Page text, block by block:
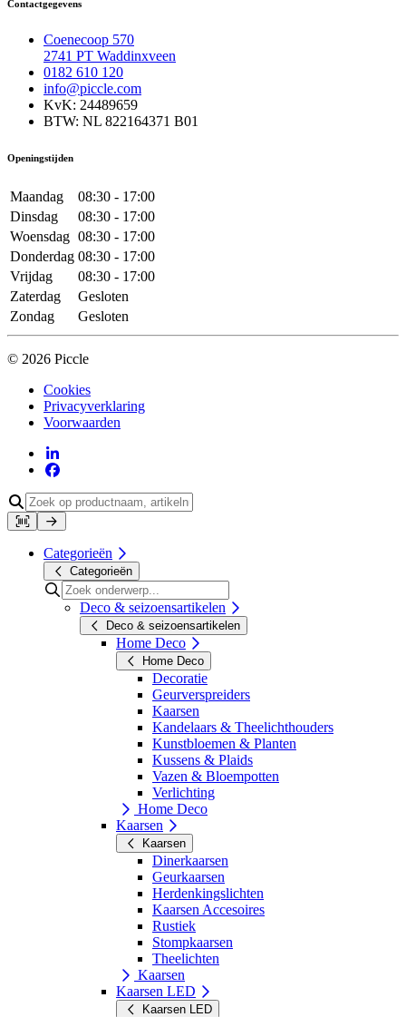
Contactgegevens
Coenecoop 570
2741 PT Waddinxveen
0182 610 120
info@piccle.com
KvK: 24489659
BTW: NL 822164371 B01
Openingstijden
Maandag
08:30 - 17:00
Dinsdag
08:30 - 17:00
Woensdag 08:30 - 17:00
Donderdag 08:30 - 17:00
Vrijdag
08:30 - 17:00
Zaterdag
Gesloten
Zondag
Gesloten
© 2026 Piccle
Cookies
Privacyverklaring
Voorwaarden
Categorieën
Categorieën
Deco & seizoensartikelen
Deco & seizoensartikelen
Home Deco
Home Deco
Decoratie
Geurverspreiders
Kaarsen
Kandelaars & Theelichthouders
Kunstbloemen & Planten
Kussens & Plaids
Vazen & Bloempotten
Verlichting
Home Deco
Kaarsen
Kaarsen
Dinerkaarsen
Geurkaarsen
Herdenkingslichten
Kaarsen Accesoires
Rustiek
Stompkaarsen
Theelichten
Kaarsen
Kaarsen LED
Kaarsen LED